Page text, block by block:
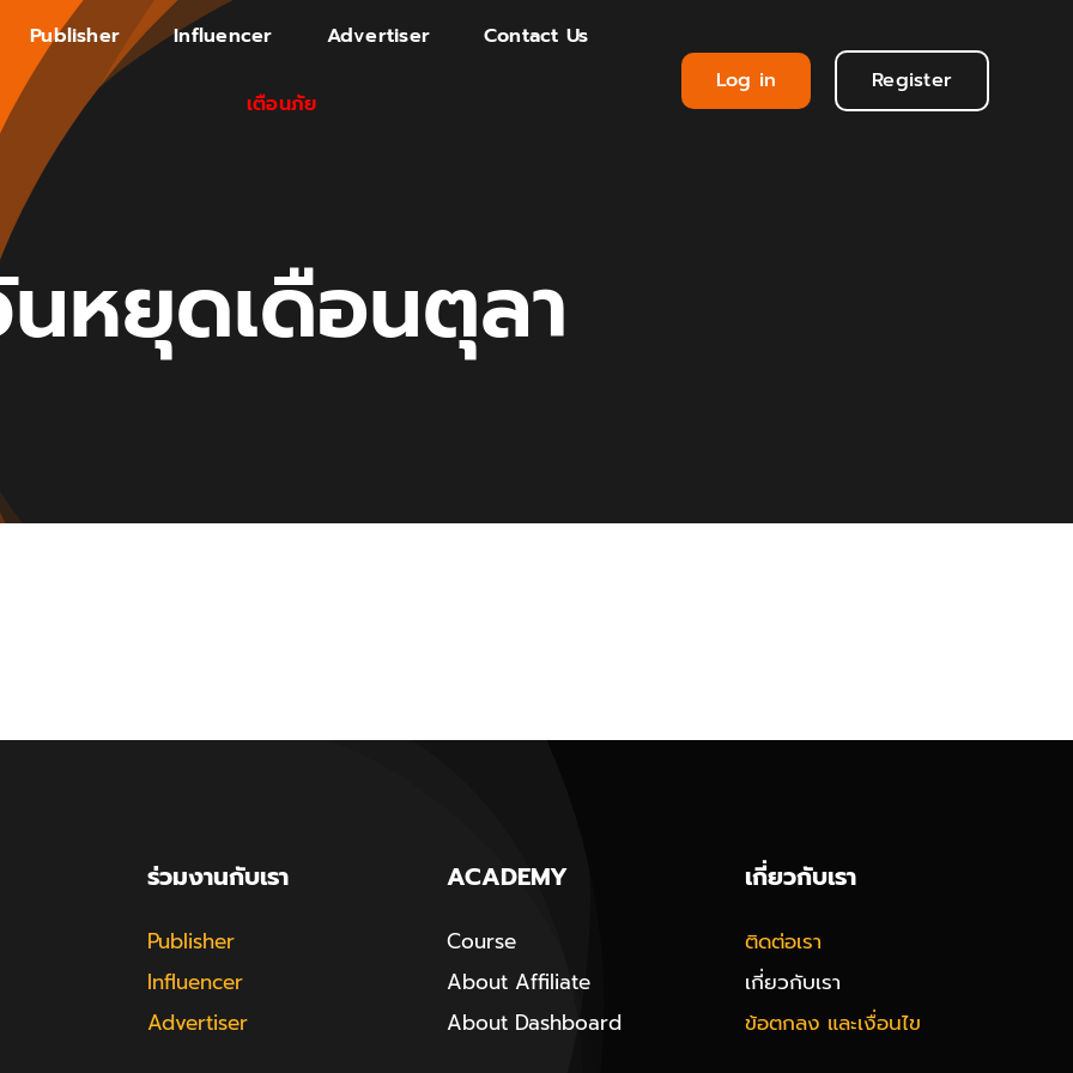
Publisher Influencer Advertiser Contact Us
เตือนภัย
Log in Register
หยุดเดือนตุลา
ร่วมงานกับเรา
Publisher
Influencer
Advertiser
ACADEMY
Course
About Affiliate
About Dashboard
เกี่ยวกับเรา
ติดต่อเรา
เกี่ยวกับเรา
ข้อตกลง และเงื่อนไข